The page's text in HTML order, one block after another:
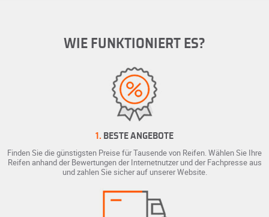
WIE FUNKTIONIERT ES?
1. BESTE ANGEBOTE
Finden Sie die günstigsten Preise für Tausende von Reifen. Wählen Sie Ihre
Reifen anhand der Bewertungen der Internetnutzer und der Fachpresse aus
und zahlen Sie sicher auf unserer Website.